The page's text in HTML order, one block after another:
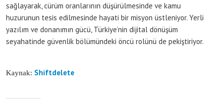
sağlayarak, cürüm oranlarının düşürülmesinde ve kamu
huzurunun tesis edilmesinde hayati bir misyon üstleniyor. Yerli
yazılım ve donanımın gücü, Türkiye’nin dijital dönüşüm
seyahatinde güvenlik bölümündeki öncü rolünü de pekiştiriyor.
Kaynak: Shiftdelete